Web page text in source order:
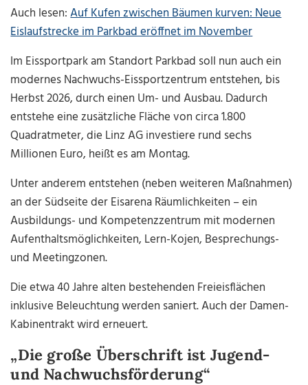
Auch lesen:Auf Kufen zwischen Bäumen kurven: Neue
Eislaufstrecke im Parkbad eröffnet im November
Im Eissportpark am Standort Parkbad soll nun auch ein
modernes Nachwuchs-Eissportzentrum entstehen, bis
Herbst 2026, durch einen Um- und Ausbau. Dadurch
entstehe eine zusätzliche Fläche von circa 1.800
Quadratmeter, die Linz AG investiere rund sechs
Millionen Euro, heißt es am Montag.
Unter anderem entstehen (neben weiteren Maßnahmen)
an der Südseite der Eisarena Räumlichkeiten – ein
Ausbildungs- und Kompetenzzentrum mit modernen
Aufenthaltsmöglichkeiten, Lern-Kojen, Besprechungs-
und Meetingzonen.
Die etwa 40 Jahre alten bestehenden Freieisflächen
inklusive Beleuchtung werden saniert. Auch der Damen-
Kabinentrakt wird erneuert.
„Die große Überschrift ist Jugend-
und Nachwuchsförderung“